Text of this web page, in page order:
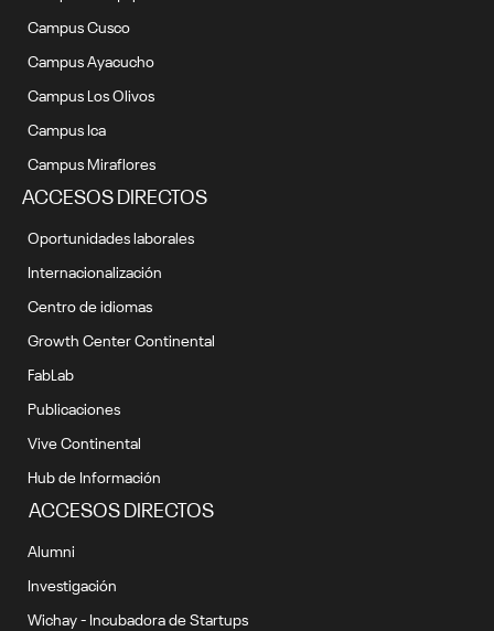
Campus Cusco
Campus Ayacucho
Campus Los Olivos
Campus Ica
Campus Miraflores
ACCESOS DIRECTOS
Oportunidades laborales
Internacionalización
Centro de idiomas
Growth Center Continental
FabLab
Publicaciones
Vive Continental
Hub de Información
ACCESOS DIRECTOS
Alumni
Investigación
Wichay - Incubadora de Startups